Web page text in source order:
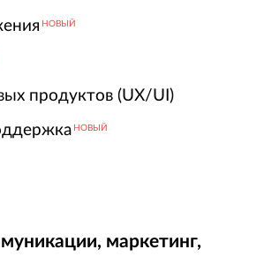
НОВЫЙ
продуктов (UX/UI)
НОВЫЙ
маркетинг,